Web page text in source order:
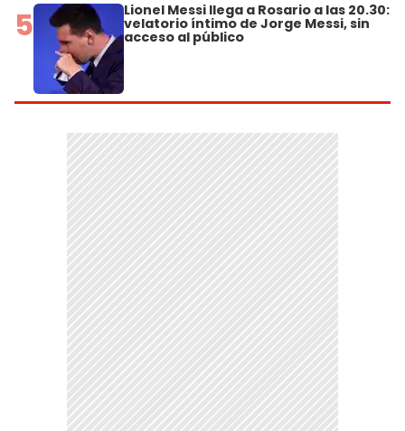
5 Lionel Messi llega a Rosario a las 20.30:
velatorio íntimo de Jorge Messi, sin
acceso al público